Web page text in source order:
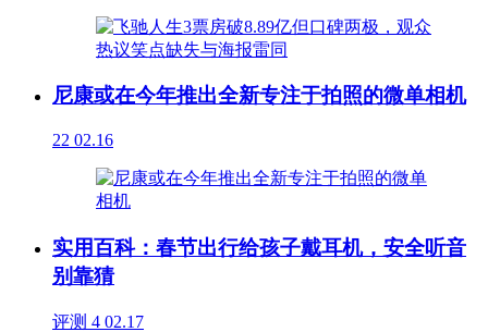
尼康或在今年推出全新专注于拍照的微单相机
22 02.16
实用百科：春节出行给孩子戴耳机，安全听音
别靠猜
评测 4 02.17